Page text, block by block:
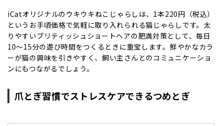
iCatオリジナルのウキウキねこじゃらしは、1本220円（税込）
というお手頃価格で気軽に取り入れられる猫じゃらしです。太
りやすいブリティッシュショートヘアの肥満対策として、毎日
10〜15分の遊び時間をつくるときに重宝します。鮮やかなカラ
ーが猫の興味を引きやすく、飼い主さんとのコミュニケーショ
ンにもつながるでしょう。
爪とぎ習慣でストレスケアできるつめとぎ